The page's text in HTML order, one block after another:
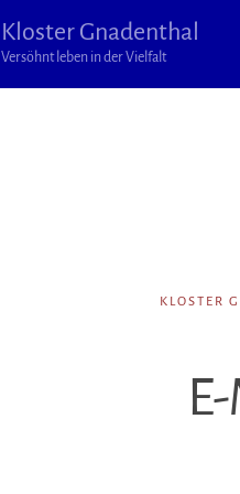
Kloster Gnadenthal
Versöhnt leben in der Vielfalt
KLOSTER